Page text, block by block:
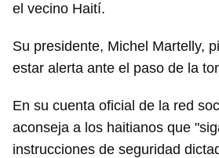
el vecino Haití.
Su presidente, Michel Martelly,
estar alerta ante el paso de la
En su cuenta oficial de la red
aconseja a los haitianos que
instrucciones de seguridad